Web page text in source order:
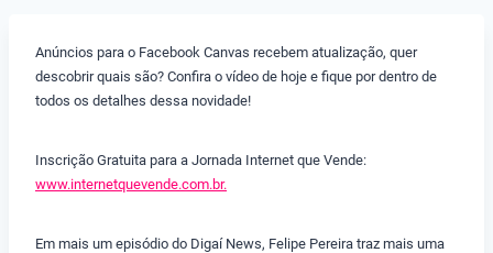
Anúncios para o Facebook Canvas recebem atualização, quer
descobrir quais são? Confira o vídeo de hoje e fique por dentro de
todos os detalhes dessa novidade!
Inscrição Gratuita para a Jornada Internet que Vende:
www.internetquevende.com.br.
Em mais um episódio do Digaí News, Felipe Pereira traz mais uma